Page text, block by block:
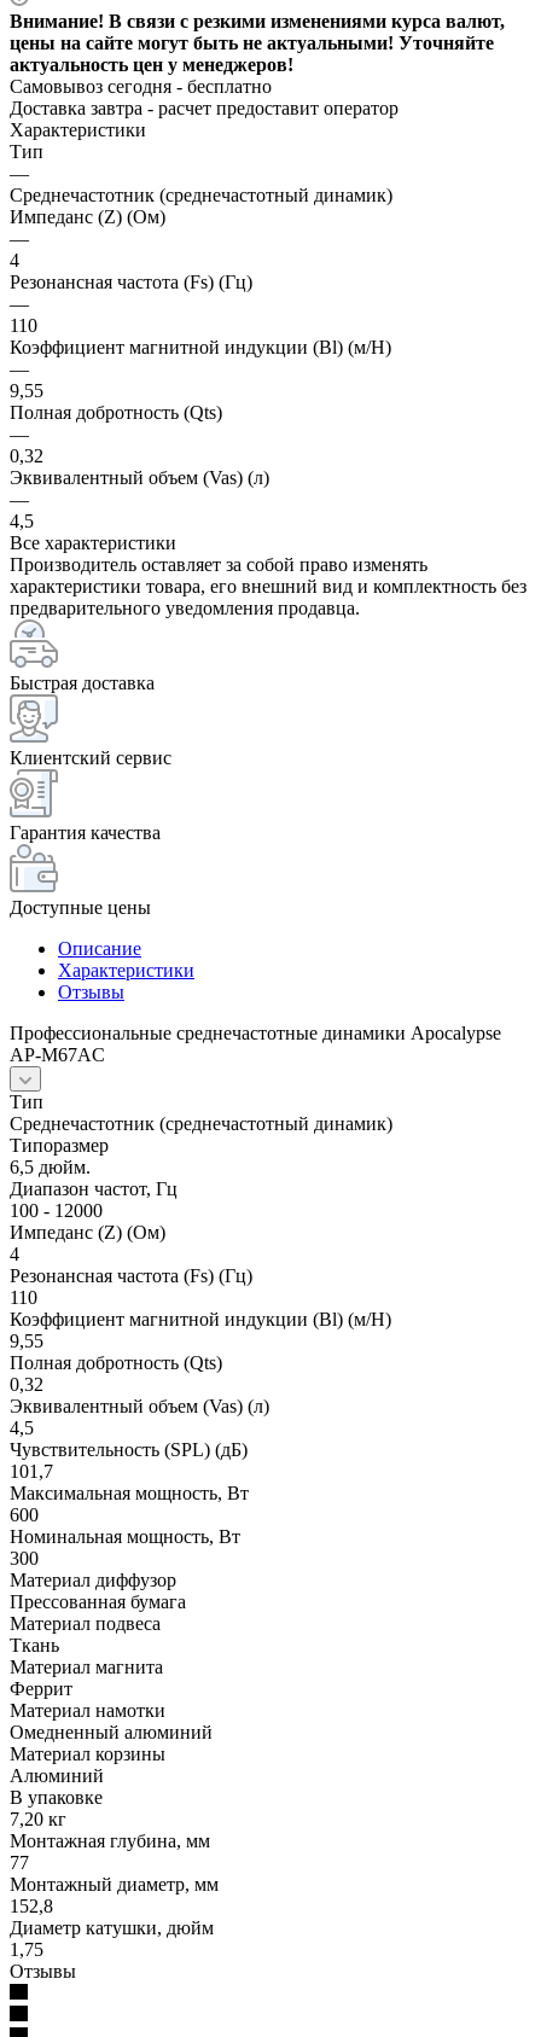
Внимание! В связи с резкими изменениями курса валют,
цены на сайте могут быть не актуальными! Уточняйте
актуальность цен у менеджеров!
Самовывоз сегодня - бесплатно
Доставка завтра - расчет предоставит оператор
Характеристики
Тип
—
Среднечастотник (среднечастотный динамик)
Импеданс (Z) (Ом)
—
4
Резонансная частота (Fs) (Гц)
—
110
Коэффициент магнитной индукции (Bl) (м/Н)
—
9,55
Полная добротность (Qts)
—
0,32
Эквивалентный объем (Vas) (л)
—
4,5
Все характеристики
Производитель оставляет за собой право изменять
характеристики товара, его внешний вид и комплектность без
предварительного уведомления продавца.
Быстрая доставка
Клиентский сервис
Гарантия качества
Доступные цены
Описание
Характеристики
Отзывы
Профессиональные среднечастотные динамики Apocalypse
AP-M67AC
Тип
Среднечастотник (среднечастотный динамик)
Типоразмер
6,5 дюйм.
Диапазон частот, Гц
100 - 12000
Импеданс (Z) (Ом)
4
Резонансная частота (Fs) (Гц)
110
Коэффициент магнитной индукции (Bl) (м/Н)
9,55
Полная добротность (Qts)
0,32
Эквивалентный объем (Vas) (л)
4,5
Чувствительность (SPL) (дБ)
101,7
Максимальная мощность, Вт
600
Номинальная мощность, Вт
300
Материал диффузор
Прессованная бумага
Материал подвеса
Ткань
Материал магнита
Феррит
Материал намотки
Омедненный алюминий
Материал корзины
Алюминий
В упаковке
7,20 кг
Монтажная глубина, мм
77
Монтажный диаметр, мм
152,8
Диаметр катушки, дюйм
1,75
Отзывы